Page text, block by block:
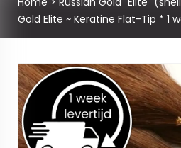
Gold Elite ~ Keratine Flat-Tip * 1